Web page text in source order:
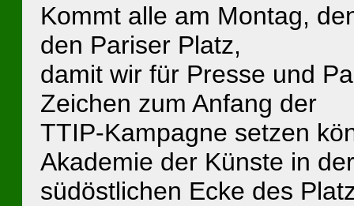
Kommt alle am Montag,
den Pariser Platz,
damit wir für Presse und
Zeichen zum Anfang der
TTIP-Kampagne setzen
Akademie der Künste in der
südöstlichen Ecke des